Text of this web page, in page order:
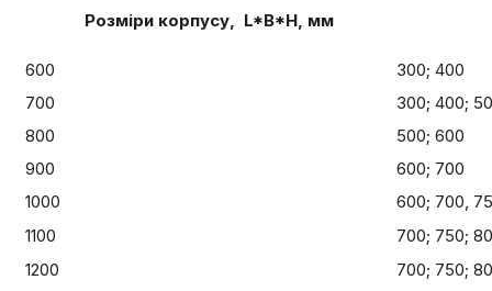
Розміри корпусу, L*B*H, мм
600
300; 400
700
300; 400;
800
500; 600
900
600; 700
1000
600; 700,
1100
700; 750;
1200
700; 750;